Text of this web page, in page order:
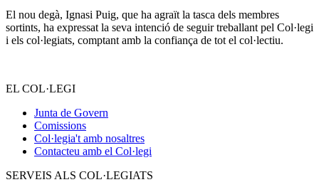
El nou degà, Ignasi Puig, que ha agraït la tasca dels membres
sortints, ha expressat la seva intenció de seguir treballant pel Col·legi
i els col·legiats, comptant amb la confiança de tot el col·lectiu.
EL COL·LEGI
Junta de Govern
Comissions
Col·legia't amb nosaltres
Contacteu amb el Col·legi
SERVEIS ALS COL·LEGIATS